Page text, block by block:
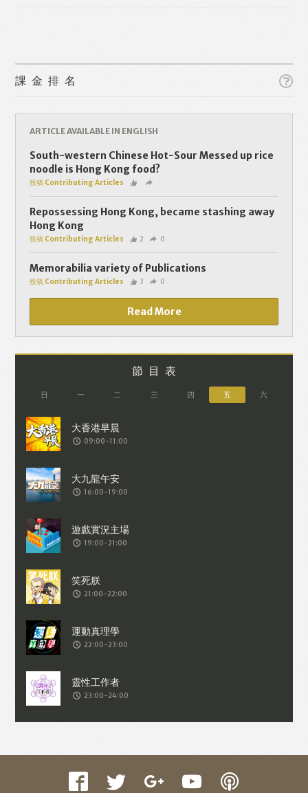
Like Facebook Twitter Line
課金排名
ARTICLE AVAILABLE IN ENGLISH
South-western Chinese Hot-Sour Messed up rice
noodle is Hong Kong food?
投稿 Contributing Articles
Repossessing Hong Kong, became stashing away
Hong Kong
投稿 Contributing Articles 2 0
Memorabilia variety of Publications
投稿 Contributing Articles 3 0
Read More
節目表
日 一 二 三 四 五 六
09:00-11:00
16:00-19:00
19:00-21:00
21:00-22:00
22:00-23:00
23:00-24:00